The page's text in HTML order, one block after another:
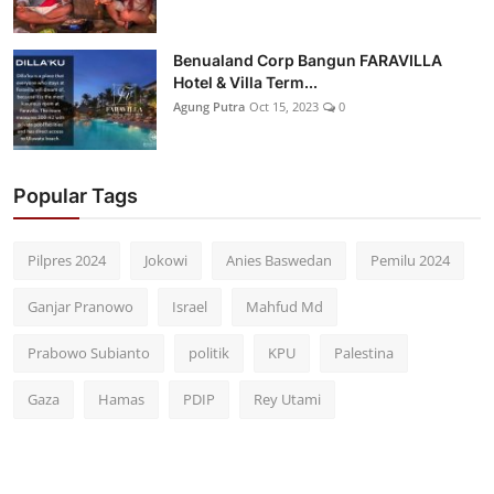
Benualand Corp Bangun FARAVILLA
Hotel & Villa Term...
Agung Putra Oct 15, 2023 0
Popular Tags
Pilpres 2024 Jokowi Anies Baswedan Pemilu 2024
Ganjar Pranowo Israel Mahfud Md
Prabowo Subianto politik KPU Palestina
Gaza Hamas PDIP Rey Utami